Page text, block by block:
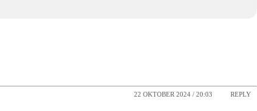
22 OKTOBER 2024 / 20:03 REPLY